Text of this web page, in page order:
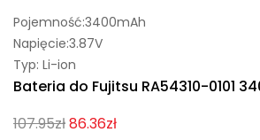
Pojemność:3400mAh
Napięcie:3.87V
Typ: Li-ion
Bateria do Fujitsu RA54310-0101
107.95zł86.36zł